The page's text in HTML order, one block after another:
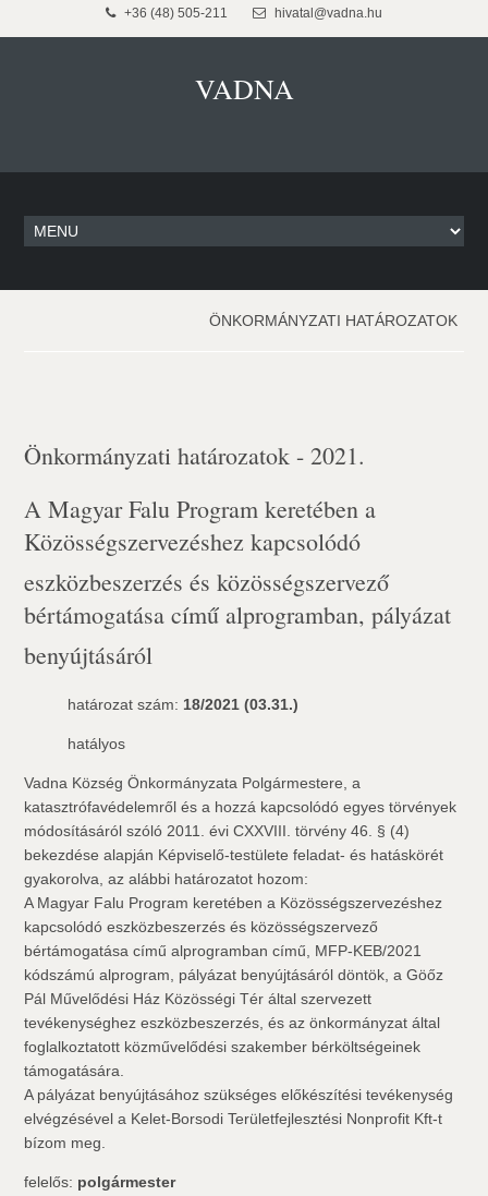
+36 (48) 505-211 hivatal@vadna.hu
VADNA
ÖNKORMÁNYZATI HATÁROZATOK
Önkormányzati határozatok - 2021.
A Magyar Falu Program keretében a
Közösségszervezéshez kapcsolódó
eszközbeszerzés és közösségszervező
bértámogatása című alprogramban, pályázat
benyújtásáról
határozat szám: 18/2021 (03.31.)
hatályos
Vadna Község Önkormányzata Polgármestere, a
katasztrófavédelemről és a hozzá kapcsolódó egyes törvények
módosításáról szóló 2011. évi CXXVIII. törvény 46. § (4)
bekezdése alapján Képviselő-testülete feladat- és hatáskörét
gyakorolva, az alábbi határozatot hozom:
A Magyar Falu Program keretében a Közösségszervezéshez
kapcsolódó eszközbeszerzés és közösségszervező
bértámogatása című alprogramban című, MFP-KEB/2021
kódszámú alprogram, pályázat benyújtásáról döntök, a Göőz
Pál Művelődési Ház Közösségi Tér által szervezett
tevékenységhez eszközbeszerzés, és az önkormányzat által
foglalkoztatott közművelődési szakember bérköltségeinek
támogatására.
A pályázat benyújtásához szükséges előkészítési tevékenység
elvégzésével a Kelet-Borsodi Területfejlesztési Nonprofit Kft-t
bízom meg.
felelős: polgármester